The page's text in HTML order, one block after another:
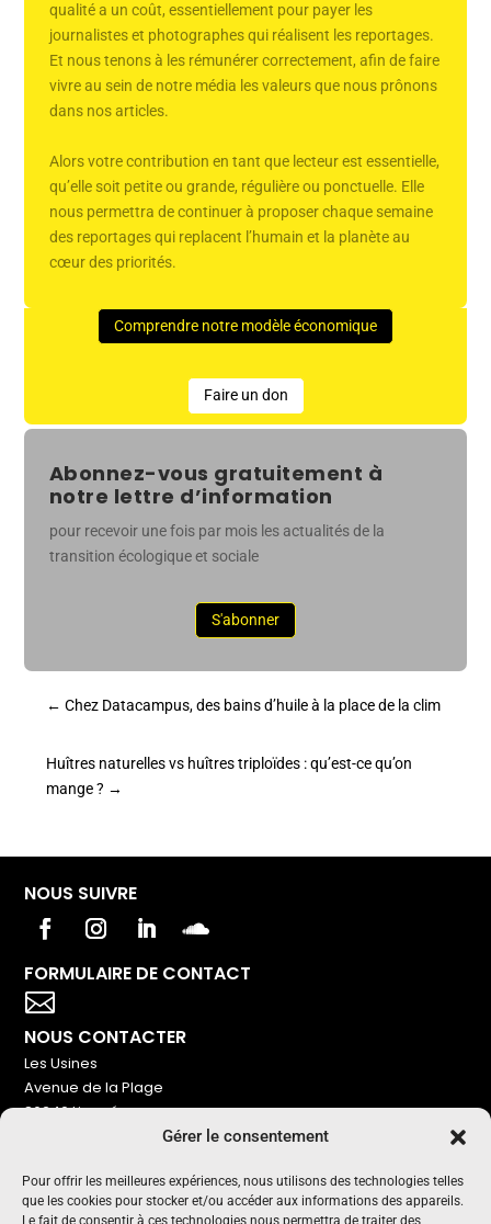
Gérer le consentement
Pour offrir les meilleures expériences, nous utilisons des technologies telles
que les cookies pour stocker et/ou accéder aux informations des appareils.
qualité a un coût, essentiellement pour payer les
journalistes et photographes qui réalisent les reportages.
Et nous tenons à les rémunérer correctement, afin de faire
vivre au sein de notre média les valeurs que nous prônons
dans nos articles.
Alors votre contribution en tant que lecteur est essentielle,
qu’elle soit petite ou grande, régulière ou ponctuelle. Elle
nous permettra de continuer à proposer chaque semaine
des reportages qui replacent l’humain et la planète au
cœur des priorités.
Comprendre notre modèle économique
Faire un don
Abonnez-vous gratuitement à
notre lettre d’information
pour recevoir une fois par mois les actualités de la
transition écologique et sociale
S'abonner
←Chez Datacampus, des bains d’huile à la place de la clim
Huîtres naturelles vs huîtres triploïdes : qu’est-ce qu’on
mange ? →
NOUS SUIVRE
FORMULAIRE DE CONTACT

NOUS CONTACTER
Les Usines
Avenue de la Plage
86240 Ligugé
NOUS SOUTENIR
Pour maintenir un média indépendant, gratuit et sans